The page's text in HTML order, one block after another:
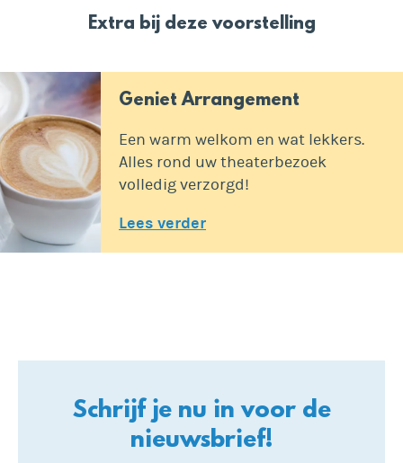
Extra bij deze voorstelling
Geniet Arrangement
Een warm welkom en wat lekkers.
Alles rond uw theaterbezoek
volledig verzorgd!
Lees verder
Schrijf je nu in voor de
nieuwsbrief!